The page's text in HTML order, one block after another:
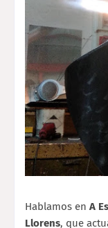
Hablamos en A
Llorens, que